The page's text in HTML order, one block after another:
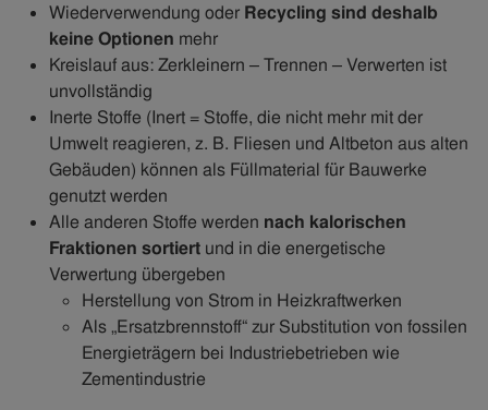
Wiederverwendung oder Recycling sind deshalb
keine Optionen mehr
Kreislauf aus: Zerkleinern – Trennen – Verwerten ist
unvollständig
Inerte Stoffe (Inert = Stoffe, die nicht mehr mit der
Umwelt reagieren, z. B. Fliesen und Altbeton aus alten
Gebäuden) können als Füllmaterial für Bauwerke
genutzt werden
Alle anderen Stoffe werden nach kalorischen
Fraktionen sortiert und in die energetische
Verwertung übergeben
Herstellung von Strom in Heizkraftwerken
Als „Ersatzbrennstoff“ zur Substitution von fossilen
Energieträgern bei Industriebetrieben wie
Zementindustrie